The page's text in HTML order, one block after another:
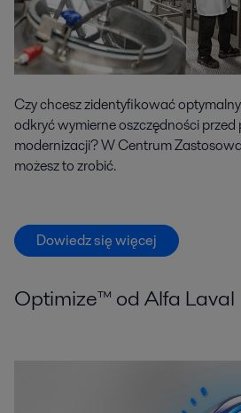
Czy chcesz zidentyfikować
odkryć wymierne oszczędności przed
modernizacji? W Centrum
możesz to zrobić.
Dowiedz się więcej
Optimize™ od Alfa Laval